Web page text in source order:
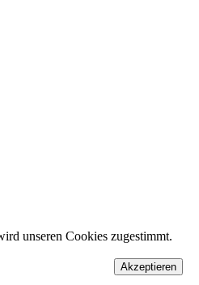
unseren Cookies zugestimmt.
Akzeptieren